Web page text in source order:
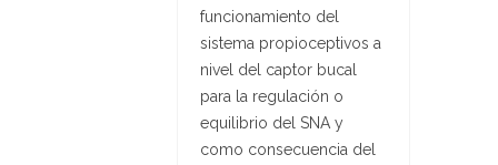
funcionamiento del
sistema propioceptivos a
nivel del captor bucal
para la regulación o
equilibrio del SNA y
como consecuencia del